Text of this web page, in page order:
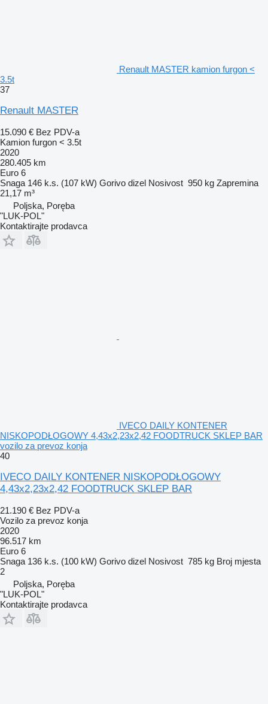
Renault MASTER kamion furgon <
3.5t
37
Renault MASTER
15.090 € Bez PDV-a
Kamion furgon < 3.5t
2020
280.405 km
Euro 6
Snaga 146 k.s. (107 kW) Gorivo dizel Nosivost 950 kg Zapremina
21,17 m³
Poljska, Poręba
"LUK-POL"
Kontaktirajte prodavca
IVECO DAILY KONTENER
NISKOPODŁOGOWY 4,43x2,23x2,42 FOODTRUCK SKLEP BAR
vozilo za prevoz konja
40
IVECO DAILY KONTENER NISKOPODŁOGOWY
4,43x2,23x2,42 FOODTRUCK SKLEP BAR
21.190 € Bez PDV-a
Vozilo za prevoz konja
2020
96.517 km
Euro 6
Snaga 136 k.s. (100 kW) Gorivo dizel Nosivost 785 kg Broj mjesta
2
Poljska, Poręba
"LUK-POL"
Kontaktirajte prodavca